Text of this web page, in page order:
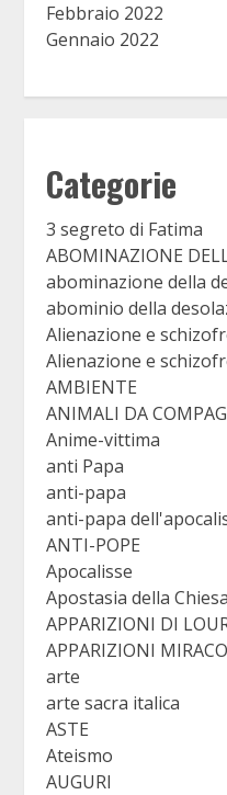
Febbraio 2022
Gennaio 2022
Categorie
3 segreto di Fatima
ABOMINAZIONE
abominazione della
abominio della
Alienazione e
Alienazione e
AMBIENTE
ANIMALI DA
Anime-vittima
anti Papa
anti-papa
anti-papa
ANTI-POPE
Apocalisse
Apostasia della Chiesa
APPARIZIONI DI
APPARIZIONI
arte
arte sacra italica
ASTE
Ateismo
AUGURI